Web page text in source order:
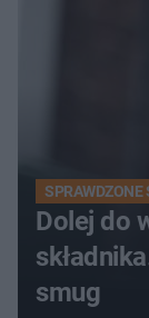
SPRAWDZONE
Dolej do
smug